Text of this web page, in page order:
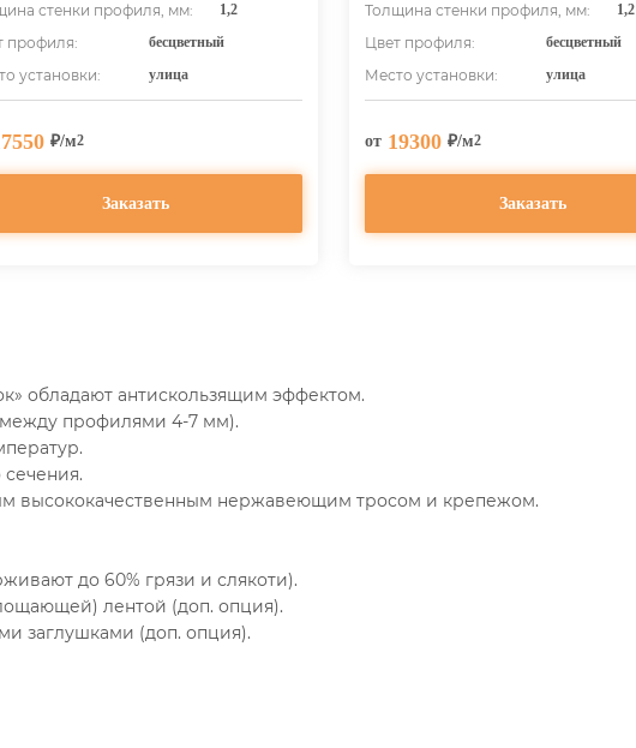
стенки профиля, мм: 1,2
профиля: бесцветный
установки: улица
₽/м2
Заказать
Толщина стенки профиля, мм: 1,2
Цвет профиля: бесцветный
Место установки: улица
от 19300 ₽/м2
Заказать
обладают антискользящим эффектом.
между профилями 4-7 мм).
высококачественным нержавеющим тросом и крепежом.
до 60% грязи и слякоти).
лентой (доп. опция).
заглушками (доп. опция).